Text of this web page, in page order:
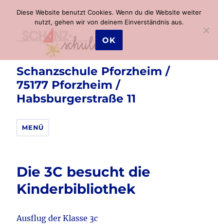
Schanzschule Pforzheim /
75177 Pforzheim /
Habsburgerstraße 11
MENÜ
Die 3C besucht die
Kinderbibliothek
Ausflug der Klasse 3c
Diese Website benutzt Cookies. Wenn du die Website weiter
nutzt, gehen wir von deinem Einverständnis aus.
OK